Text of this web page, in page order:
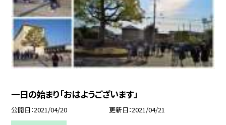
一日の始まり「おはようございます」
公開日 2021/04/20 更新日 2021/04/21